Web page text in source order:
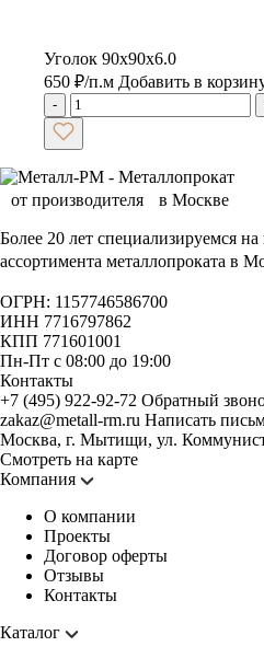
Уголок 90х90х6.0
650 ₽/п.м Добавить в
-
Более 20 лет специализируемся
ассортимента металлопроката в
ОГРН: 1157746586700
ИНН 7716797862
КПП 771601001
Пн-Пт с 08:00 до 19:00
Контакты
+7 (495) 922-92-72 Обратный
zakaz@metall-rm.ru Написать
Москва, г. Мытищи, ул.
Смотреть на карте
Компания
О компании
Проекты
Договор оферты
Отзывы
Контакты
Каталог